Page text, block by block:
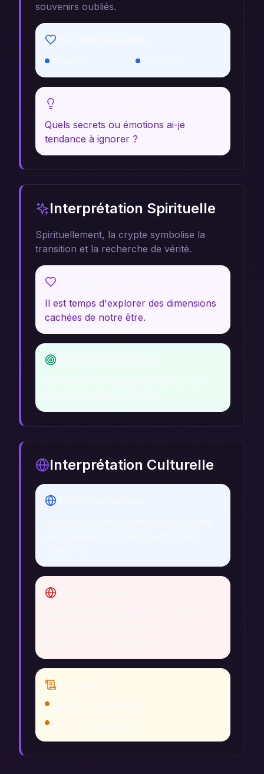
souvenirs oubliés.
Curiosité
Quels secrets ou émotions ai-je
tendance à ignorer ?
Interprétation Spirituelle
Spirituellement, la crypte symbolise la
transition et la recherche de vérité.
Il est temps d'explorer des dimensions
cachées de notre être.
Interprétation Culturelle